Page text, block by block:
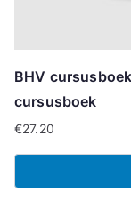
BHV
cursusboek
€27.20